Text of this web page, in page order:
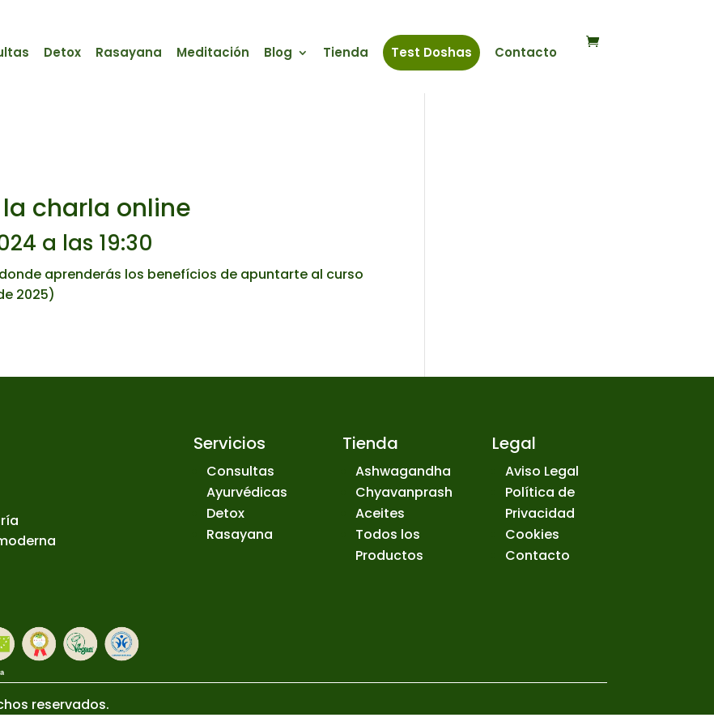
Detox Rasayana Meditación Blog Tienda Test Doshas Contacto
charla online
a las 19:30
aprenderás los benefícios de apuntarte al curso
2025)
Servicios
Consultas
Ayurvédicas
Detox
Rasayana
Tienda
Ashwagandha
Chyavanprash
Aceites
Todos los
Productos
Legal
Aviso Legal
Política de
Privacidad
Cookies
Contacto
reservados.